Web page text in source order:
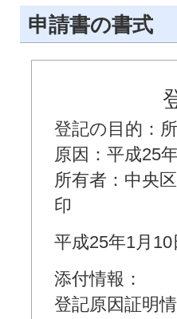
申請書の書式
登記の目的：
原因：平成25
所有者：中央
印
平成25年1月
添付情報：
登記原因証明